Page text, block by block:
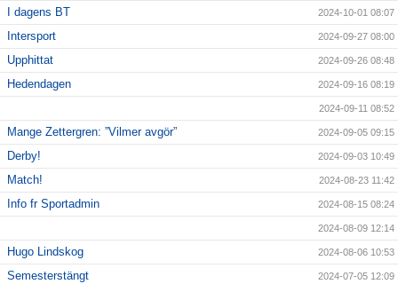
I dagens BT 2024-10-01 08:07
Intersport 2024-09-27 08:00
Upphittat 2024-09-26 08:48
Hedendagen 2024-09-16 08:19
2024-09-11 08:52
Mange Zettergren: ”Vilmer avgör” 2024-09-05 09:15
Derby! 2024-09-03 10:49
Match! 2024-08-23 11:42
Info fr Sportadmin 2024-08-15 08:24
2024-08-09 12:14
Hugo Lindskog 2024-08-06 10:53
Semesterstängt 2024-07-05 12:09